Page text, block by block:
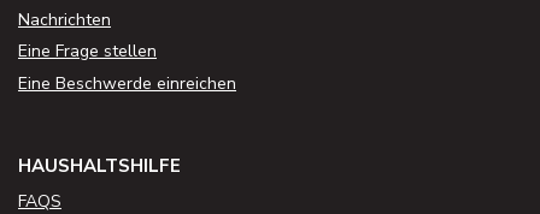
Nachrichten
Eine Frage stellen
Eine Beschwerde einreichen
HAUSHALTSHILFE
FAQS